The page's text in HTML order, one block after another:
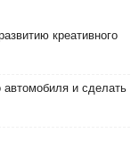
креативного
автомобиля и сделать